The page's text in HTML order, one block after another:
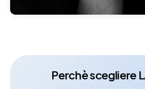
Perchè scegliere